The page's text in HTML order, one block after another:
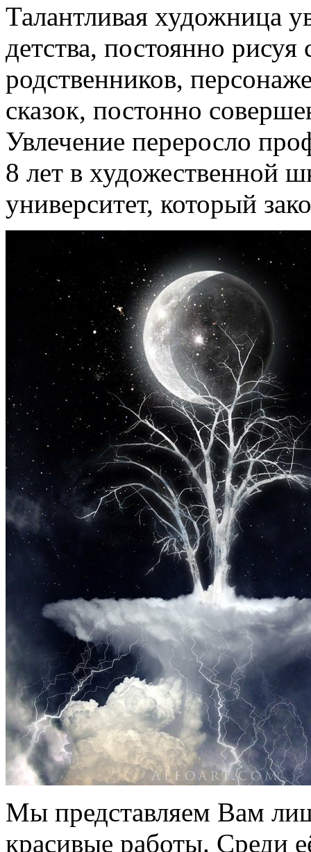
Талантливая художница
детства, постоянно
родственников,
сказок, постонно
Увлечение переросло
8 лет в художественной
университет, который
Мы представляем Вам
красивые работы. Среди